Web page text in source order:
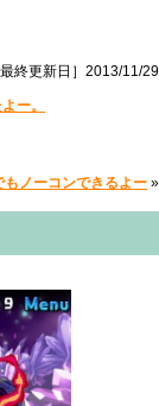
最終更新日］2013/11/29
ー。
ノーコンできるよー »